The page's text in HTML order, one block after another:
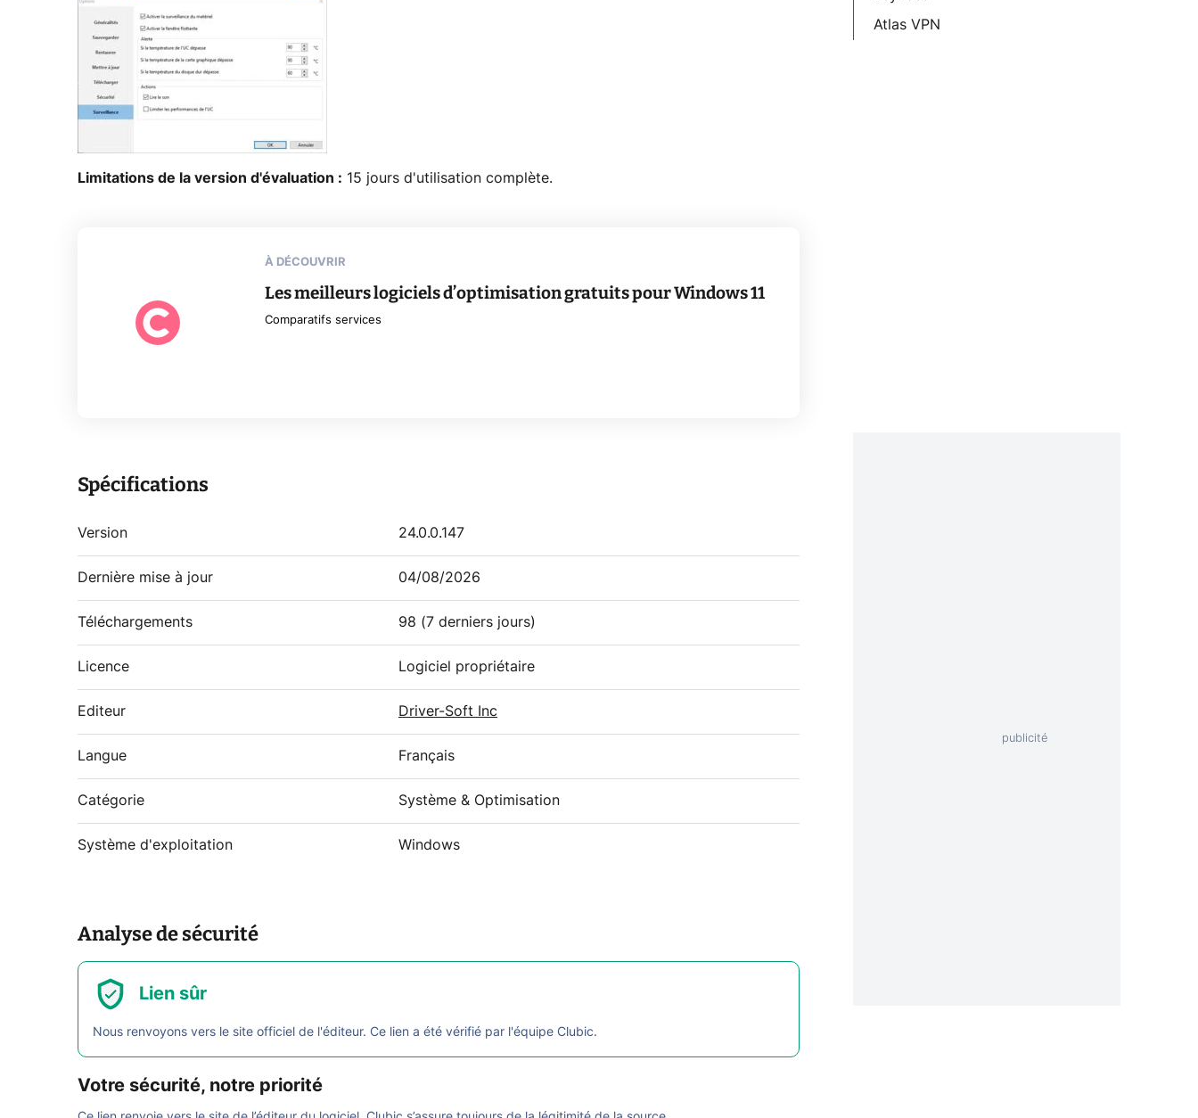
Limitations de la version d'évaluation : 15 jours d'utilisation complète.
À DÉCOUVRIR
Les meilleurs logiciels d’optimisation gratuits pour Windows 11
Comparatifs services
Spécifications
Version 24.0.0.147
Dernière mise à jour 04/08/2026
Téléchargements 98 (7 derniers jours)
Licence Logiciel propriétaire
Editeur Driver-Soft Inc
Langue Français
Catégorie Système & Optimisation
Système d'exploitation Windows
Analyse de sécurité
Lien sûr
Nous renvoyons vers le site officiel de l'éditeur. Ce lien a été vérifié par l'équipe Clubic.
Votre sécurité, notre priorité
Atlas VPN